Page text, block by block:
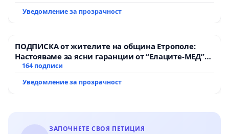
Уведомление за прозрачност
ПОДПИСКА от жителите на община Етрополе:
Настояваме за ясни гаранции от “Елаците-МЕД”
АД и от държавата, че ще се изпълнят всички
164 подписи
Уведомление за прозрачност
ЗАПОЧНЕТЕ СВОЯ ПЕТИЦИЯ